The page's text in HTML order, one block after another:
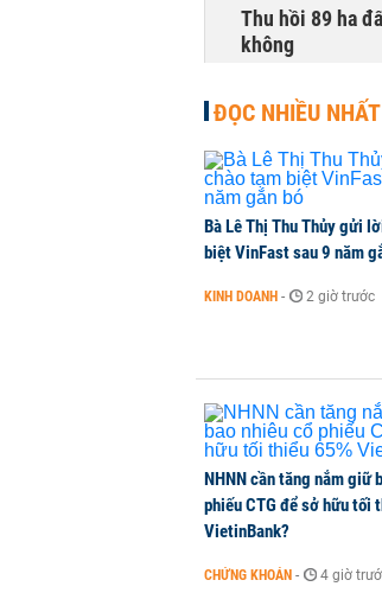
Thu hồi 89 ha
không
Dòng tiền ngoại
CHỨNG KHOÁN 20
Kiến nghị đưa
TikToker
ĐỌC NHIỀU NHẤT
Bà Lê Thị Thu Thủy gửi
biệt VinFast sau 9 năm
KINH DOANH - 2 giờ trước
NHNN cần tăng nắm giữ
phiếu CTG để sở hữu tối
VietinBank?
CHỨNG KHOÁN - 4 giờ